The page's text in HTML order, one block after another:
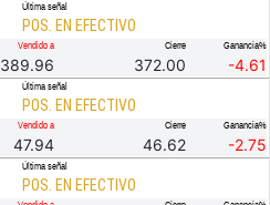
Última señal
POS. EN EFECTIVO
Vendido a
389.96
Cierre
372.00
Ganancia%
-4.61
Última señal
POS. EN EFECTIVO
Vendido a
47.94
Cierre
46.62
Ganancia%
-2.75
Última señal
POS. EN EFECTIVO